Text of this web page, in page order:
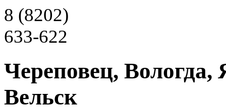
8 (8202)
633-622
Череповец, Вологда,
Вельск